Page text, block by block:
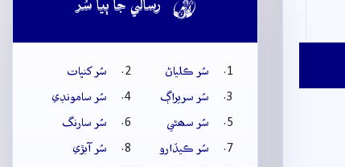
 رسالي جا ٻيا سُر
سُر ڪلياڻ
سُر کنڀات
سُر سريراڳ
سُر سامونڊي
سُر سھڻي
سُر سارنگ
سُر ڪيڏارو
سُر آبڙي